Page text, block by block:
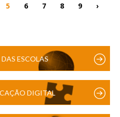
5 6 7 8 9 ›
ESCOLAS
DIGITAL